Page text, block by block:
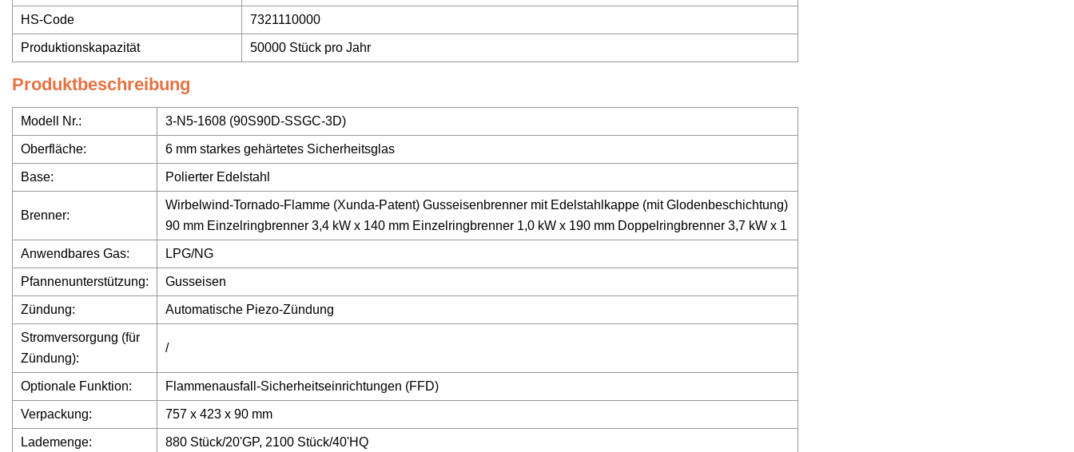
HS-Code 7321110000
Produktionskapazität 50000 Stück pro Jahr
Produktbeschreibung
Modell Nr.: 3-N5-1608 (90S90D-SSGC-3D)
Oberfläche: 6 mm starkes gehärtetes Sicherheitsglas
Base: Polierter Edelstahl
Brenner:
Wirbelwind-Tornado-Flamme (Xunda-Patent) Gusseisenbrenner mit Edelstahlkappe (mit Glodenbeschichtung)
90 mm Einzelringbrenner 3,4 kW x 140 mm Einzelringbrenner 1,0 kW x 190 mm Doppelringbrenner 3,7 kW x 1
Anwendbares Gas: LPG/NG
Pfannenunterstützung: Gusseisen
Zündung: Automatische Piezo-Zündung
Stromversorgung (für
Zündung):
/
Optionale Funktion: Flammenausfall-Sicherheitseinrichtungen (FFD)
Verpackung: 757 x 423 x 90 mm
Lademenge: 880 Stück/20'GP, 2100 Stück/40'HQ